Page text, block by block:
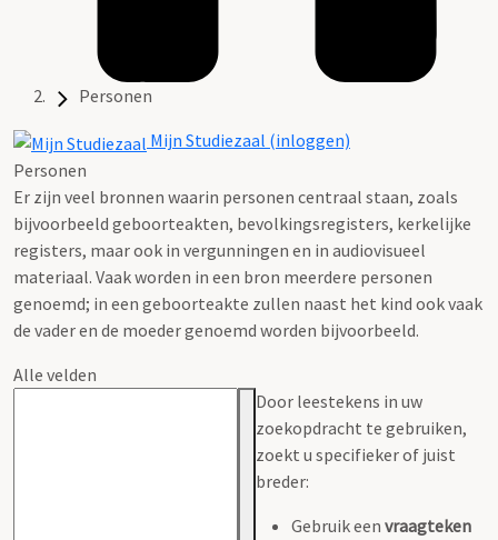
Personen
Mijn Studiezaal (inloggen)
Personen
Er zijn veel bronnen waarin personen centraal staan, zoals
bijvoorbeeld geboorteakten, bevolkingsregisters, kerkelijke
registers, maar ook in vergunningen en in audiovisueel
materiaal. Vaak worden in een bron meerdere personen
genoemd; in een geboorteakte zullen naast het kind ook vaak
de vader en de moeder genoemd worden bijvoorbeeld.
Alle velden
Door leestekens in uw
zoekopdracht te gebruiken,
zoekt u specifieker of juist
breder:
Gebruik een vraagteken